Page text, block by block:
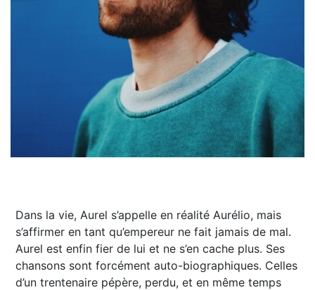
Dans la vie, Aurel s’appelle en réalité Aurélio, mais
s’affirmer en tant qu’empereur ne fait jamais de mal.
Aurel est enfin fier de lui et ne s’en cache plus. Ses
chansons sont forcément auto-biographiques. Celles
d’un trentenaire pépère, perdu, et en même temps